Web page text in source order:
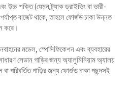
উচ্চ শক্তি (যেমন ট্র্যাক ড্রাইভিং বা ভারী-
বাজেট থাকে, তাহলে ফোর্জড চাকা উন্নত
করে।
মডেল, স্পেসিফিকেশন এবং ব্যবহারের
সেডান গাড়ির জন্য অ্যালুমিনিয়াম অ্যালয়
বা পরিবর্তিত গাড়ির জন্য ফোর্জড চাকা পছন্দসই
Taqbaylit
ქართული
Bahasa Indonesia
Հայերեն